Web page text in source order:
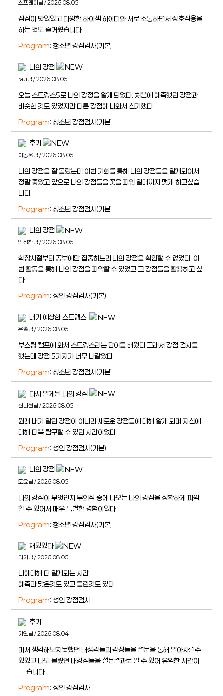
스프레이님 / 2026.08.05
점심이 맛있었고 다양한 하이샘 하이디와 서로 소통하면서 상호작용을
하는 것도 즐거웠습니다.
Program: 청소년 강점검사(기본)
나의 강점
rau님 / 2026.08.05
오늘 스트렝스5로 나의 강정을 알게 되었다. 처음에 예측했던 강점과
비슷한 것도 있었지만 다른 강점에 나와서 신기했다
Program: 청소년 강점검사(기본)
후기
이동욱님 / 2026.08.05
나의 강점을 잘 몰랐는데 이번 기회를 통해 나의 강점들을 알게되어서
정말 좋았고 앞으로 나의 강점들을 꽃을 피워 열매까지 맺게 하고싶습
니다.
Program: 청소년 강점검사(기본)
나의 강점
임성찬님 / 2026.08.05
학창시절부터 공부에만 집중하느라 나의 강점을 확인할 수 없었다. 이
번 활동을 통해 나의 강점을 파악할 수 있었고 그 강점들을 활용하고 싶
다.
Program: 성인 강점검사(기본)
내가 예상한 스트렝스
은솔님 / 2026.08.05
부스팅 캠프에 와서 스트렝스라는 단어를 배웠다 그래서 강점 검사를
했는데 강점 5가지가 너무 나같았다
Program: 청소년 강점검사(기본)
다시 알게된 나의 강점
신나현님 / 2026.08.05
원래 내가 알던 강점이 아니라 새로운 강점들에 대해 알게 되며 자신에
대해 더욱 탐구할 수 있던 시간이었다.
Program: 성인 강점검사(기본)
나의 강점
도윤님 / 2026.08.05
나의 강점이 무엇인지 무의식 중에 나오는 나의 강점을 정확하게 파악
할 수 있어서 매우 특별한 경험이었다.
Program: 청소년 강점검사(기본)
재밌었다
리거님 / 2026.08.05
나에대해 더 알게되는 시간
예측과 맞은것도 있고 틀린것도 있다
Program: 성인 강점검사
후기
가연님 / 2026.08.04
미처 생각해보지못했던 내생각들과 감정들을 설문을 통해 알아차릴수
있었고 나도 몰랐던 내강점들을 설문결과로 알 수 있어 유익한 시간이
얶습니다
Program: 성인 강점검사